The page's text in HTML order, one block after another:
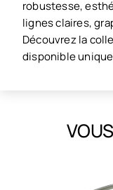
robustesse,
lignes claires,
Découvrez la
disponible